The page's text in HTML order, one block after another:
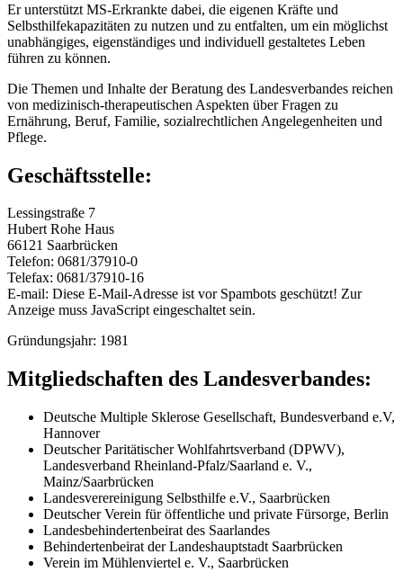
Er unterstützt MS-Erkrankte dabei, die eigenen Kräfte und
Selbsthilfekapazitäten zu nutzen und zu entfalten, um ein möglichst
unabhängiges, eigenständiges und individuell gestaltetes Leben
führen zu können.
Die Themen und Inhalte der Beratung des Landesverbandes reichen
von medizinisch-therapeutischen Aspekten über Fragen zu
Ernährung, Beruf, Familie, sozialrechtlichen Angelegenheiten und
Pflege.
Geschäftsstelle:
Lessingstraße 7
Hubert Rohe Haus
66121 Saarbrücken
Telefon: 0681/37910-0
Telefax: 0681/37910-16
E-mail: Diese E-Mail-Adresse ist vor Spambots geschützt! Zur
Anzeige muss JavaScript eingeschaltet sein.
Gründungsjahr: 1981
Mitgliedschaften des Landesverbandes:
Deutsche Multiple Sklerose Gesellschaft, Bundesverband e.V,
Hannover
Deutscher Paritätischer Wohlfahrtsverband (DPWV),
Landesverband Rheinland-Pfalz/Saarland e. V.,
Mainz/Saarbrücken
Landesverereinigung Selbsthilfe e.V., Saarbrücken
Deutscher Verein für öffentliche und private Fürsorge, Berlin
Landesbehindertenbeirat des Saarlandes
Behindertenbeirat der Landeshauptstadt Saarbrücken
Verein im Mühlenviertel e. V., Saarbrücken